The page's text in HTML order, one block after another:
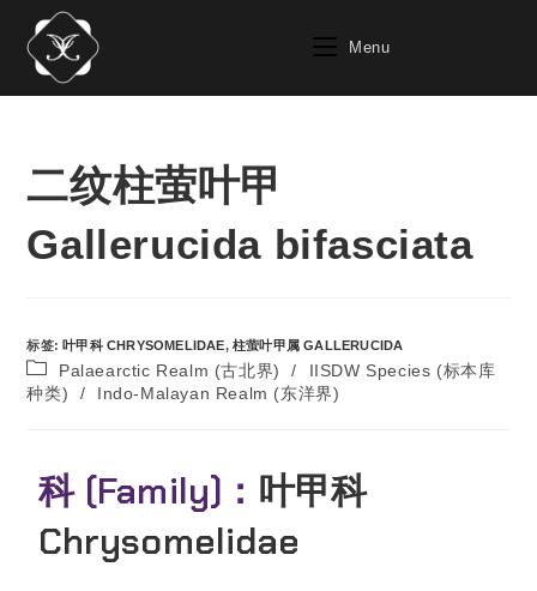
Menu
二纹柱萤叶甲
Gallerucida bifasciata
标签:叶甲科 CHRYSOMELIDAE, 柱萤叶甲属 GALLERUCIDA
Palaearctic Realm (古北界) /
IISDW Species (标本库
种类)
/ Indo-Malayan Realm (东洋界)
科 (Family)： 叶甲科
Chrysomelidae